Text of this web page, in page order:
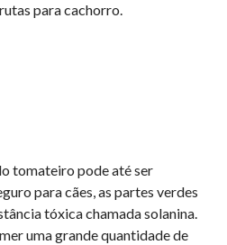
para cachorro.
tomateiro pode até ser
para cães, as partes verdes
tóxica chamada solanina.
uma grande quantidade de